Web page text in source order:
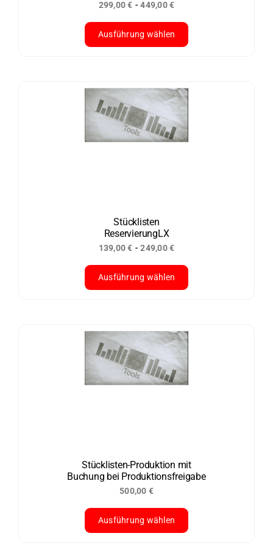
gewählt
werden
299,00€ -449,00€
Ausführung wählen
weist
mehrere
Varianten
auf.
Produktseite
gewählt
werden
Stücklisten
ReservierungLX
139,00€ -249,00€
Ausführung wählen
weist
mehrere
Varianten
auf.
der
Produktseite
werden
Stücklisten-Produktion mit
Buchung bei Produktionsfreigabe
500,00 €
Ausführung wählen